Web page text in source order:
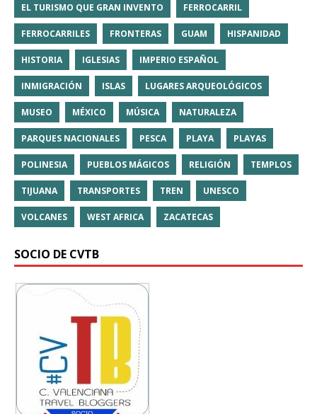
EL TURISMO QUE GRAN INVENTO FERROCARRIL
FERROCARRILES FRONTERAS GUAM HISPANIDAD
HISTORIA IGLESIAS IMPERIO ESPAÑOL
INMIGRACIÓN ISLAS LUGARES ARQUEOLÓGICOS
MUSEO MÉXICO MÚSICA NATURALEZA
PARQUES NACIONALES PESCA PLAYA PLAYAS
POLINESIA PUEBLOS MÁGICOS RELIGIÓN TEMPLOS
TIJUANA TRANSPORTES TREN UNESCO
VOLCANES WEST AFRICA ZACATECAS
SOCIO DE CVTB